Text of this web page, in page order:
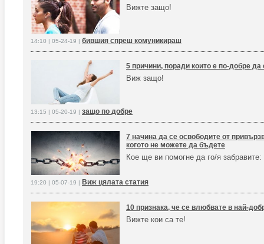
Вижте защо!
14:10 | 05-24-19 | бившия спреш комуникираш
5 причини, поради които е по-добре
Виж защо!
13:15 | 05-20-19 | защо по добре
7 начина да се освободите от
когото не можете да бъдете
Кое ще ви помогне да го/я забравите:
19:20 | 05-07-19 | Виж цялата статия
10 признака, че се влюбвате в най-
Вижте кои са те!